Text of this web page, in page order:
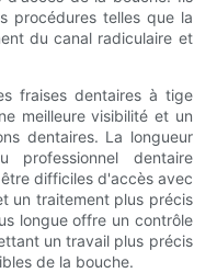
procédures telles que la
du canal radiculaire et
fraises dentaires à tige
meilleure visibilité et un
dentaires. La longueur
dentaire
difficiles d'accès avec
un traitement plus précis
longue offre un contrôle
un travail plus précis
de la bouche.